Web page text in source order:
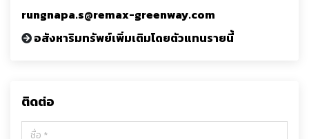
rungnapa.s@remax-greenway.com
อสังหาริมทรัพย์เพิ่มเติมโดยตัวแทนรายนี้
ติดต่อ